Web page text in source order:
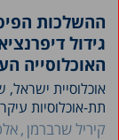
ההשלכות
גידול
האוכלוסייה
אוכלוסיית
תת-אוכלוסיות
קיריל שרברמן